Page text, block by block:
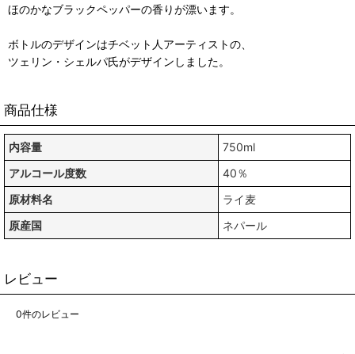
ほのかなブラックペッパーの香りが漂います。
ボトルのデザインはチベット人アーティストの、
ツェリン・シェルパ氏がデザインしました。
商品仕様
内容量
750ml
アルコール度数
40％
原材料名
ライ麦
原産国
ネパール
レビュー
0件のレビュー